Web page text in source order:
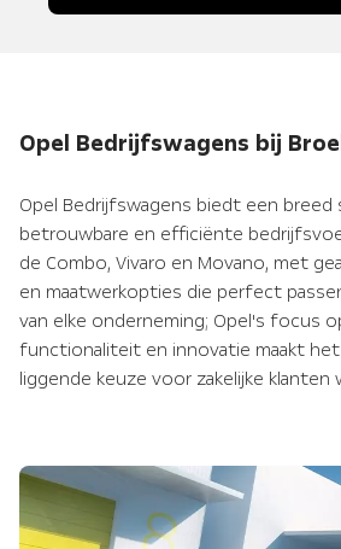
Opel Bedrijfswagens bij
Opel Bedrijfswagens biedt een breed
betrouwbare en efficiënte
de Combo, Vivaro en Movano, met
en maatwerkopties die perfect
van elke onderneming; Opel's focus
functionaliteit en innovatie maakt
liggende keuze voor zakelijke klanten